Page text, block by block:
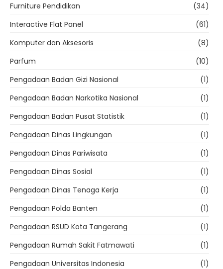
Furniture Pendidikan
(34)
Interactive Flat Panel
(61)
Komputer dan Aksesoris
(8)
Parfum
(10)
Pengadaan Badan Gizi Nasional
(1)
Pengadaan Badan Narkotika Nasional
(1)
Pengadaan Badan Pusat Statistik
(1)
Pengadaan Dinas Lingkungan
(1)
Pengadaan Dinas Pariwisata
(1)
Pengadaan Dinas Sosial
(1)
Pengadaan Dinas Tenaga Kerja
(1)
Pengadaan Polda Banten
(1)
Pengadaan RSUD Kota Tangerang
(1)
Pengadaan Rumah Sakit Fatmawati
(1)
Pengadaan Universitas Indonesia
(1)